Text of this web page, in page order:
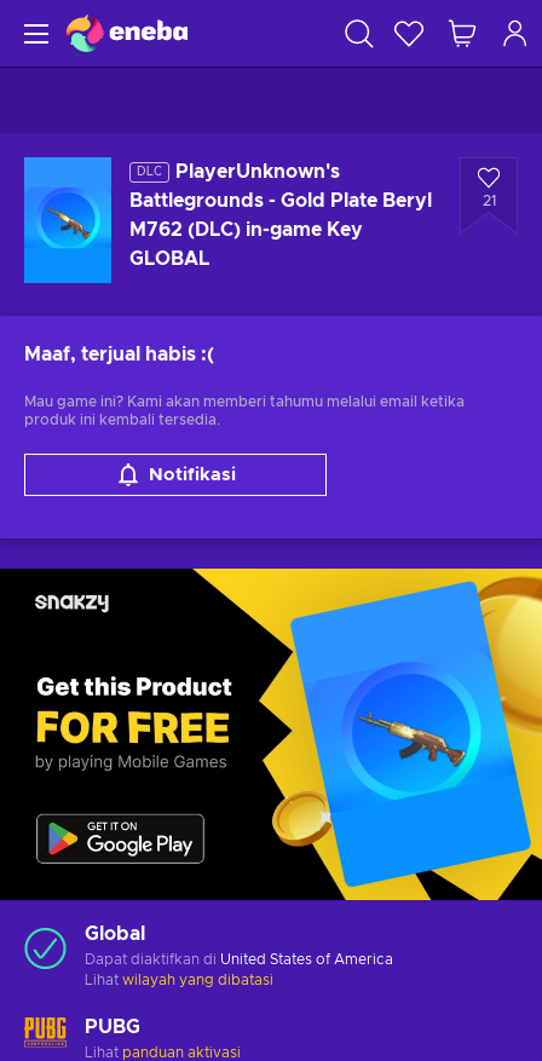
DLC
PlayerUnknown's
Battlegrounds - Gold Plate Beryl
M762 (DLC) in-game Key
GLOBAL
21
Maaf, terjual habis :(
Mau game ini? Kami akan memberi tahumu melalui email ketika
produk ini kembali tersedia.
Notifikasi
Global
Dapat diaktifkan di United States of America
Lihat wilayah yang dibatasi
PUBG
Lihat panduan aktivasi